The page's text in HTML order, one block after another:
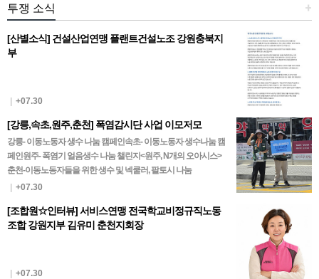
+
투쟁 소식
[산별소식] 건설산업연맹 플랜트건설노조 강원충북지
부
| +07.30
[강릉,속초,원주,춘천] 폭염감시단 사업 이모저모
강릉- 이동노동자 생수 나눔 캠페인속초- 이동노동자 생수나눔 캠
페인원주- 폭염기 얼음생수 나눔 챌린지<원주, N개의 오아시스>
춘천-이동노동자들을 위한 생수 및 넥쿨러, 팔토시 나눔
| +07.30
[조합원☆인터뷰] 서비스연맹 전국학교비정규직노동
조합 강원지부 김유미 춘천지회장
| +07.30